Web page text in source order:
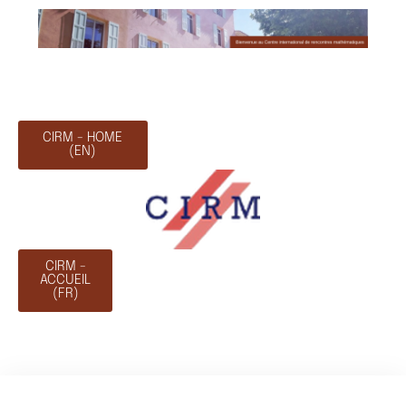
CIRM - HOME
(EN)
CIRM -
ACCUEIL
(FR)